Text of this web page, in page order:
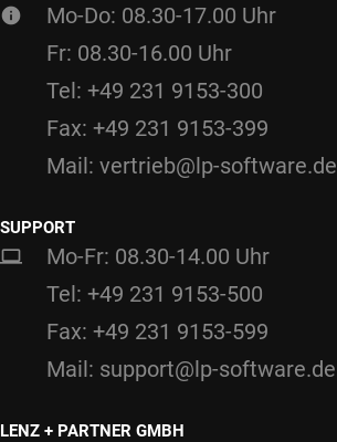
Mo-Do: 08.30-17.00 Uhr
Fr: 08.30-16.00 Uhr
Tel: +49 231 9153-300
Fax: +49 231 9153-399
Mail: vertrieb@lp-software.de
SUPPORT
Mo-Fr: 08.30-14.00 Uhr
Tel: +49 231 9153-500
Fax: +49 231 9153-599
Mail: support@lp-software.de
LENZ + PARTNER GMBH